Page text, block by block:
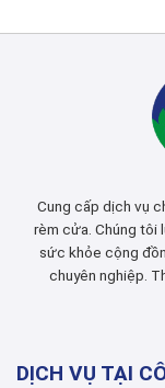
Cung cấp dịch vụ
rèm cửa. Chúng tôi
sức khỏe cộng
chuyên nghiệp.
DỊCH VỤ TẠI